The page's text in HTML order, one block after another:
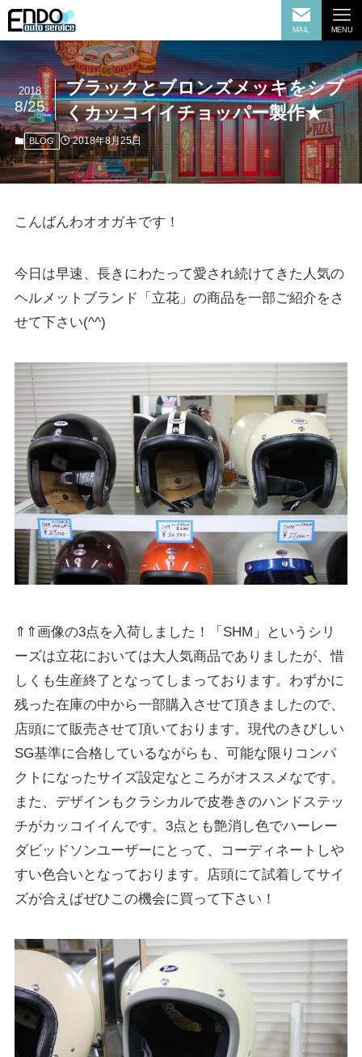
MAIL MENU
ブラックとブロンズメッキをシブ
くカッコイイチョッパー製作★
2018
8/25
BLOG 2018年8月25日
こんばんわオオガキです！
今日は早速、長きにわたって愛され続けてきた人気の
ヘルメットブランド「立花」の商品を一部ご紹介をさ
せて下さい(^^)
⇑⇑画像の3点を入荷しました！「SHM」というシリ
ーズは立花においては大人気商品でありましたが、惜
しくも生産終了となってしまっております。わずかに
残った在庫の中から一部購入させて頂きましたので、
店頭にて販売させて頂いております。現代のきびしい
SG基準に合格しているながらも、可能な限りコンパ
クトになったサイズ設定なところがオススメなです。
また、デザインもクラシカルで皮巻きのハンドステッ
チがカッコイイんです。3点とも艶消し色でハーレー
ダビッドソンユーザーにとって、コーディネートしや
すい色合いとなっております。店頭にて試着してサイ
ズが合えばぜひこの機会に買って下さい！